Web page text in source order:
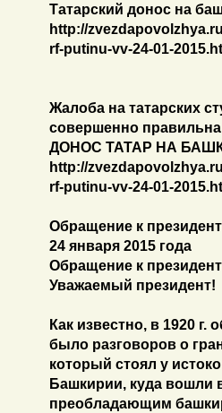
Татарский донос на
http://
rf-putinu-vv-24-01-
Жалоба на татарских
совершенно
ДОНОС ТАТАР НА
http://
rf-putinu-vv-24-01-
Обращение к
24 января 2015 года
Обращение к
Уважаемый президент!
Как известно, в 1920
было разговоров о
который стоял у
Башкирии, куда вошли
преобладающим